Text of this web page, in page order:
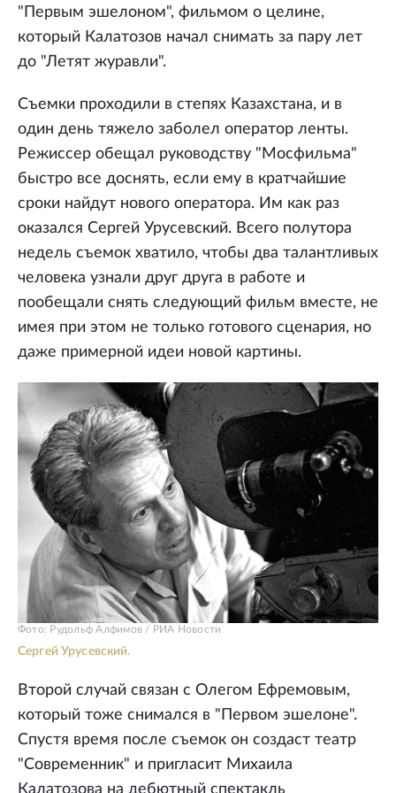
"Первым эшелоном", фильмом о целине,
который Калатозов начал снимать за пару лет
до "Летят журавли".
Съемки проходили в степях Казахстана, и в
один день тяжело заболел оператор ленты.
Режиссер обещал руководству "Мосфильма"
быстро все доснять, если ему в кратчайшие
сроки найдут нового оператора. Им как раз
оказался Сергей Урусевский. Всего полутора
недель съемок хватило, чтобы два талантливых
человека узнали друг друга в работе и
пообещали снять следующий фильм вместе, не
имея при этом не только готового сценария, но
даже примерной идеи новой картины.
Сергей Урусевский.
Фото: Рудольф Алфимов / РИА Новости
Второй случай связан с Олегом Ефремовым,
который тоже снимался в "Первом эшелоне".
Спустя время после съемок он создаст театр
"Современник" и пригласит Михаила
Калатозова на дебютный спектакль